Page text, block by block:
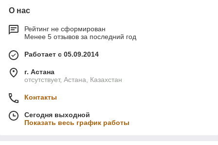
О нас
Рейтинг не сформирован
Менее 5 отзывов за последний год
Работает с 05.09.2014
г. Астана
отсутствует, Астана, Казахстан
Контакты
Сегодня выходной
Показать весь график работы